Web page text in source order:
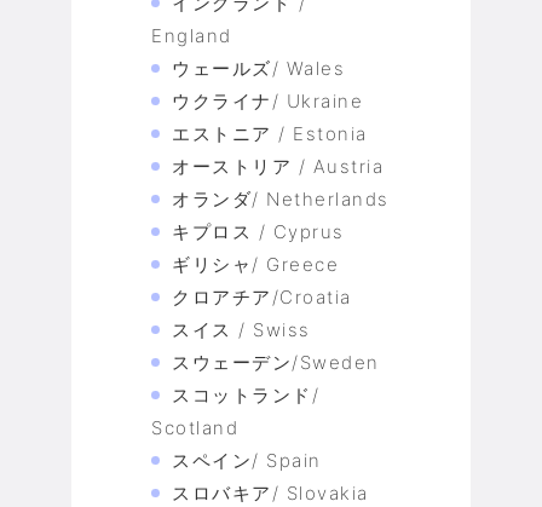
England
ウェールズ/ Wales
ウクライナ/ Ukraine
エストニア / Estonia
オーストリア / Austria
オランダ/ Netherlands
キプロス / Cyprus
ギリシャ/ Greece
クロアチア/Croatia
スイス / Swiss
スウェーデン/Sweden
スコットランド/
Scotland
スペイン/ Spain
スロバキア/ Slovakia